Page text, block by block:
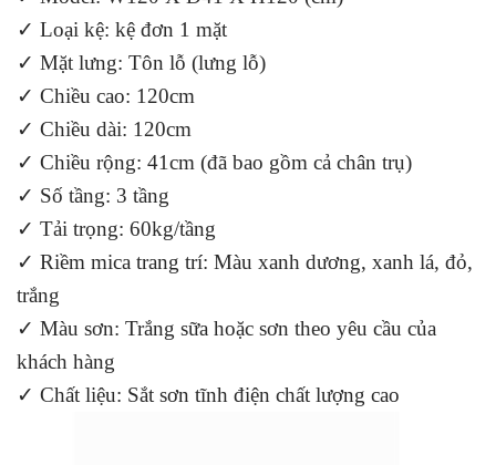
✓ Loại kệ: kệ đơn 1 mặt
✓ Mặt lưng: Tôn lỗ (lưng lỗ)
✓ Chiều cao: 120cm
✓ Chiều dài: 120cm
✓ Chiều rộng: 41cm (đã bao gồm cả chân trụ)
✓ Số tầng: 3 tầng
✓ Tải trọng: 60kg/tầng
✓ Riềm mica trang trí: Màu xanh dương, xanh lá, đỏ,
trắng
✓ Màu sơn: Trắng sữa hoặc sơn theo yêu cầu của
khách hàng
✓ Chất liệu: Sắt sơn tĩnh điện chất lượng cao